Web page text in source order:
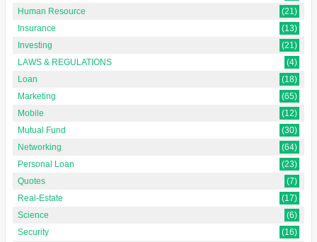
Human Resource
(21)
Insurance
(13)
Investing
(21)
LAWS & REGULATIONS
(4)
Loan
(18)
Marketing
(65)
Mobile
(12)
Mutual Fund
(30)
Networking
(64)
Personal Loan
(23)
Quotes
(7)
Real-Estate
(17)
Science
(6)
Security
(16)